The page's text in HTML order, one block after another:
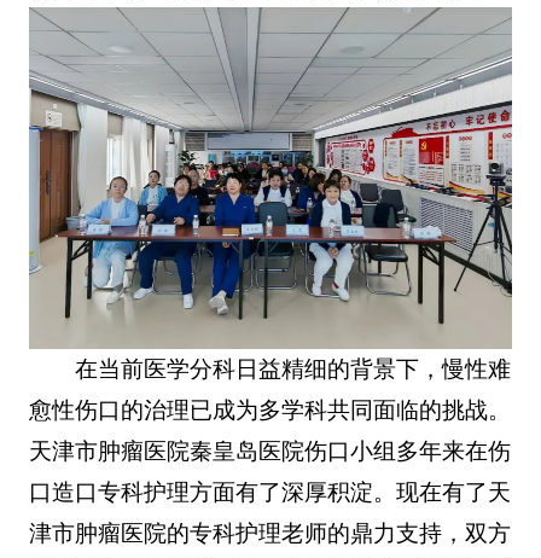
在当前医学分科日益精细的背景下，慢性难
愈性伤口的治理已成为多学科共同面临的挑战。
天津市肿瘤医院秦皇岛医院伤口小组多年来在伤
口造口专科护理方面有了深厚积淀。现在有了天
津市肿瘤医院的专科护理老师的鼎力支持，双方